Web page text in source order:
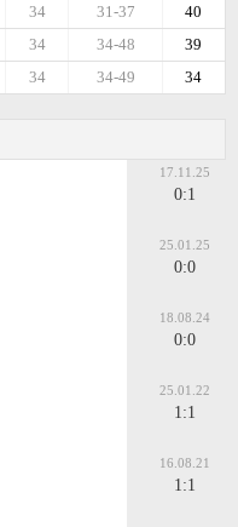
40
31-37
34
39
34-48
34
34
34-49
34
17.11.25
0:1
25.01.25
0:0
18.08.24
0:0
25.01.22
1:1
16.08.21
1:1